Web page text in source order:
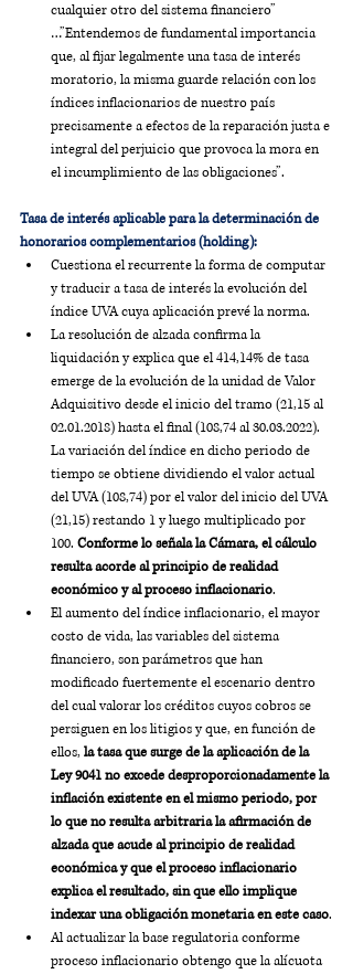
cualquier otro del sistema financiero”
…”Entendemos de fundamental importancia
que, al fijar legalmente una tasa de interés
moratorio, la misma guarde relación con los
índices inflacionarios de nuestro país
precisamente a efectos de la reparación justa e
integral del perjuicio que provoca la mora en
el incumplimiento de las obligaciones”.
Tasa de interés aplicable para la determinación de
honorarios complementarios (holding):
Cuestiona el recurrente la forma de computar
y traducir a tasa de interés la evolución del
índice UVA cuya aplicación prevé la norma.
La resolución de alzada confirma la
liquidación y explica que el 414,14% de tasa
emerge de la evolución de la unidad de Valor
Adquisitivo desde el inicio del tramo (21,15 al
02.01.2018) hasta el final (108,74 al 30.03.2022).
La variación del índice en dicho periodo de
tiempo se obtiene dividiendo el valor actual
del UVA (108,74) por el valor del inicio del UVA
(21,15) restando 1 y luego multiplicado por
100. Conforme lo señala la Cámara, el cálculo
resulta acorde al principio de realidad
económico y al proceso inflacionario.
El aumento del índice inflacionario, el mayor
costo de vida, las variables del sistema
financiero, son parámetros que han
modificado fuertemente el escenario dentro
del cual valorar los créditos cuyos cobros se
persiguen en los litigios y que, en función de
ellos, la tasa que surge de la aplicación de la
Ley 9041 no excede desproporcionadamente la
inflación existente en el mismo periodo,por
lo que no resulta arbitraria la afirmación de
alzada que acude al principio de realidad
económica y que el proceso inflacionario
explica el resultado, sin que ello implique
indexar una obligación monetaria en este caso.
Al actualizar la base regulatoria conforme
proceso inflacionario obtengo que la alícuota